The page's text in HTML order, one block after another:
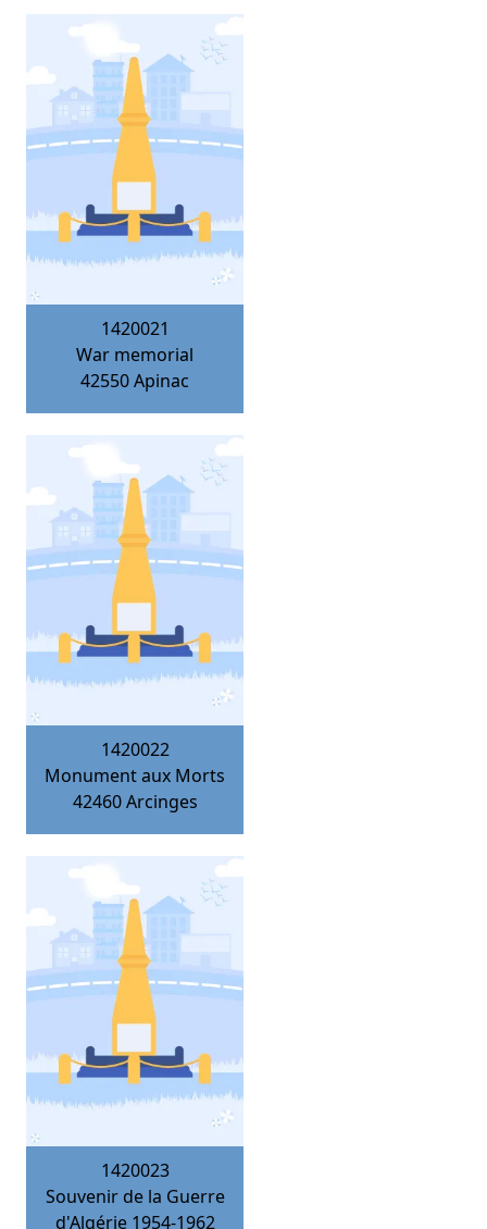
1420021
War memorial
42550Apinac
1420022
Monument aux Morts
42460 Arcinges
1420023
Souvenir de la Guerre
d'Algérie 1954-1962